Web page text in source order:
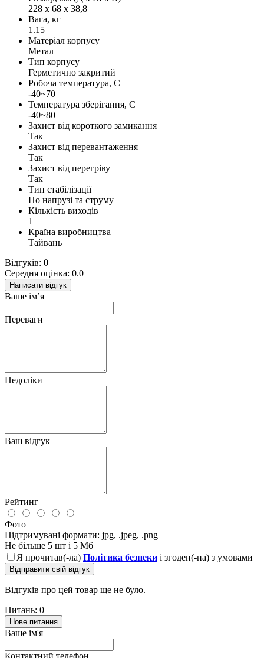
228 х 68 х 38,8
Вага, кг
1.15
Матеріал корпусу
Метал
Тип корпусу
Герметично закритий
Робоча температура, С
-40~70
Температура зберігання, С
-40~80
Захист від короткого замикання
Так
Захист від перевантаження
Так
Захист від перегріву
Так
Тип стабілізації
По напрузі та струму
Кількість виходів
1
Країна виробництва
Тайвань
Відгуків: 0
Середня оцінка: 0.0
Написати відгук
Ваше ім’я
Переваги
Недоліки
Ваш відгук
Рейтинг
Фото
Підтримувані формати: jpg, .jpeg, .png
Не більше 5 шт і 5 Мб
Я прочитав(-ла) Політика безпеки і згоден(-на) з умовами
Відправити свій відгук
Відгуків про цей товар ще не було.
Питань: 0
Нове питання
Ваше ім'я